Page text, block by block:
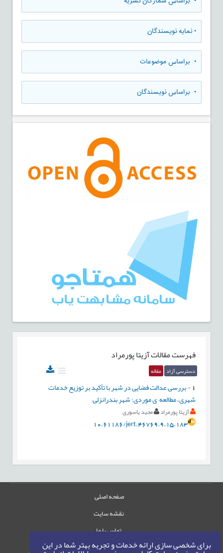
برای شخصی سازی ارائه خدمات و تجربه بهتر شما در این
•نمایه نویسندگان
• براساس موضوعات
• براساس نویسندگان
فهرست مقالاتآزیتا پورمراد
دسترسی آزاد مقاله
-بررسی عدالت فضایی در شهر با تأکید بر توزیع خدمات
شهری، مطالعه¬ی موردی: شهر بندرانزلی
آزیتا پورمراد مجید یاسوری
10.61186/jert.46769.9.15.183
صفحه اصلی
نقشه سایت
تماس با ما